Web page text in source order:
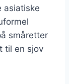
asiatiske
småretter
til en sjov